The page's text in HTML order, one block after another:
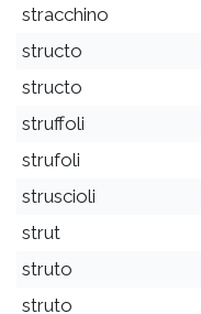
stracchino
structo
structo
struffoli
strufoli
struscioli
strut
struto
struto